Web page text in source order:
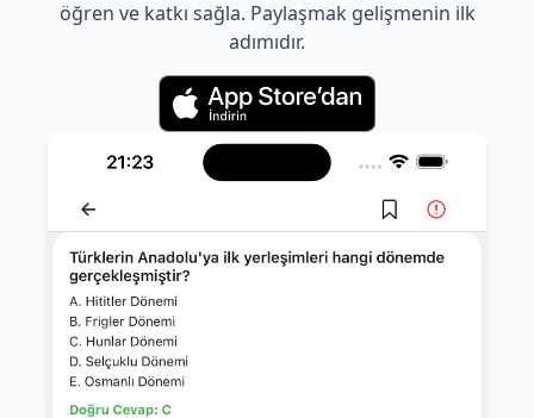
öğren ve katkı sağla. Paylaşmak gelişmenin ilk
adımıdır.